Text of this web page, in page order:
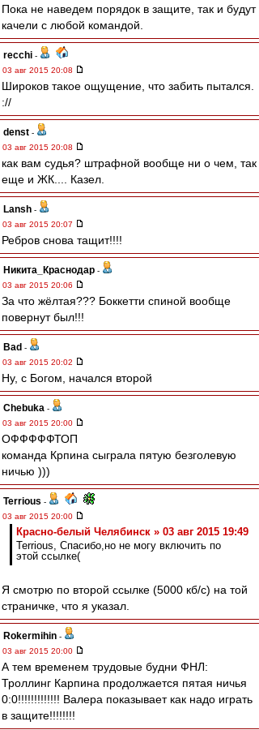
Пока не наведем порядок в защите, так и будут
качели с любой командой.
recchi -
03 авг 2015 20:08
Широков такое ощущение, что забить пытался.
://
denst -
03 авг 2015 20:08
как вам судья? штрафной вообще ни о чем, так
еще и ЖК.... Казел.
Lansh -
03 авг 2015 20:07
Ребров снова тащит!!!!
Никита_Краснодар -
03 авг 2015 20:06
За что жёлтая??? Боккетти спиной вообще
повернут был!!!
Bad -
03 авг 2015 20:02
Ну, с Богом, начался второй
Chebuka -
03 авг 2015 20:00
ОФФФФФТОП
команда Крпина сыграла пятую безголевую
ничью )))
Terrious -
03 авг 2015 20:00
Красно-белый Челябинск » 03 авг 2015 19:49
Terrious, Спасибо,но не могу включить по
этой ссылке(
Я смотрю по второй ссылке (5000 кб/с) на той
страничке, что я указал.
Rokermihin -
03 авг 2015 20:00
А тем временем трудовые будни ФНЛ:
Троллинг Карпина продолжается пятая ничья
0:0!!!!!!!!!!!!! Валера показывает как надо играть
в защите!!!!!!!!